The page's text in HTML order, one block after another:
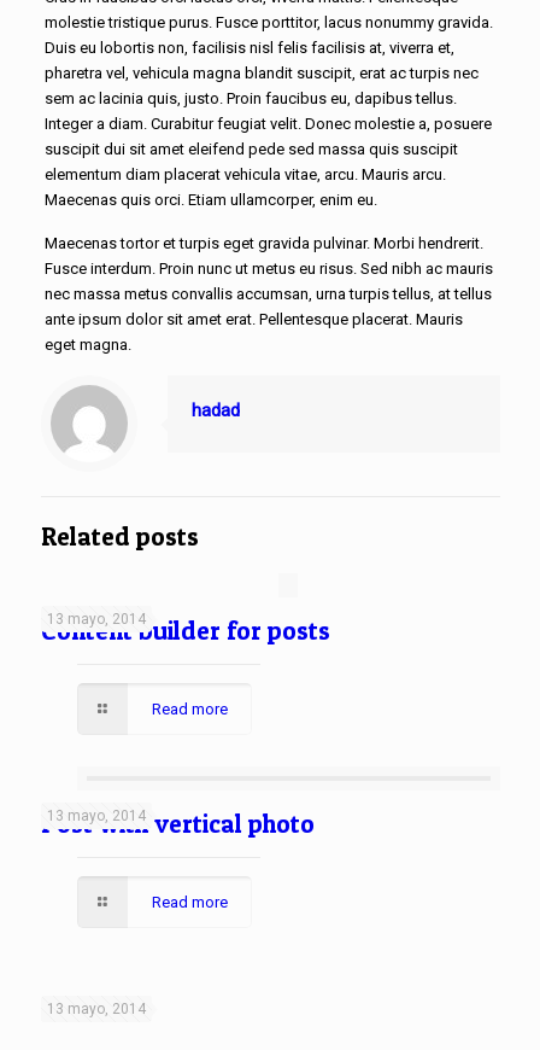
molestie tristique purus. Fusce porttitor, lacus nonummy gravida.
Duis eu lobortis non, facilisis nisl felis facilisis at, viverra et,
pharetra vel, vehicula magna blandit suscipit, erat ac turpis nec
sem ac lacinia quis, justo. Proin faucibus eu, dapibus tellus.
Integer a diam. Curabitur feugiat velit. Donec molestie a, posuere
suscipit dui sit amet eleifend pede sed massa quis suscipit
elementum diam placerat vehicula vitae, arcu. Mauris arcu.
Maecenas quis orci. Etiam ullamcorper, enim eu.
Maecenas tortor et turpis eget gravida pulvinar. Morbi hendrerit.
Fusce interdum. Proin nunc ut metus eu risus. Sed nibh ac mauris
nec massa metus convallis accumsan, urna turpis tellus, at tellus
ante ipsum dolor sit amet erat. Pellentesque placerat. Mauris
eget magna.
hadad
Related posts
13 mayo, 2014
Content builder for posts
Read more
13 mayo, 2014
Post with vertical photo
Read more
13 mayo, 2014